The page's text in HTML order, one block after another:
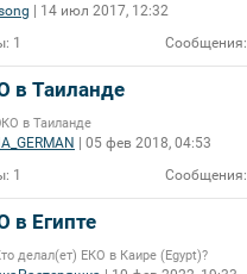
| 14 июл 2017, 12:32
1 Сообщения:
в Таиланде
в Таиланде
| 05 фев 2018, 04:53
1 Сообщения:
в Египте
делал(ет) ЕКО в Каире (Egypt)?